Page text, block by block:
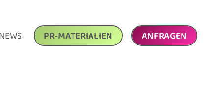
NEWS PR-MATERIALIEN ANFRAGEN